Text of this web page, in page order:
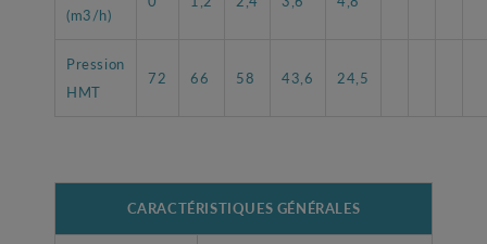
(m3/h)
Pression
HMT
72 66 58 43,6 24,5
CARACTÉRISTIQUES GÉNÉRALES